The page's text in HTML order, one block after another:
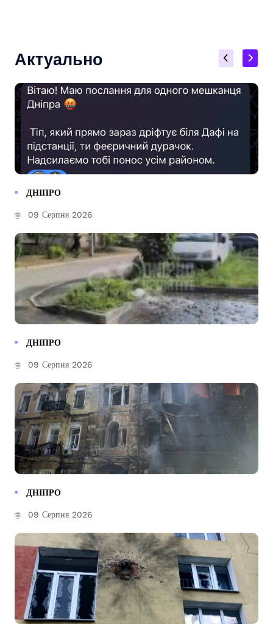
Актуально
ДНІПРО
09 Серпня 2026
ДНІПРО
09 Серпня 2026
ДНІПРО
09 Серпня 2026